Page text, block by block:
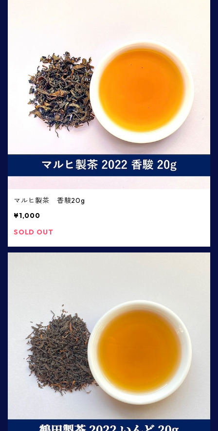
マルヒ製茶 香駿20g
¥1,000
SOLD OUT